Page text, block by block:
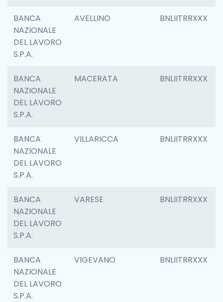
BANCA
NAZIONALE
DEL LAVORO
S.P.A.
AVELLINO BNLIITRRXXX
BANCA
NAZIONALE
DEL LAVORO
S.P.A.
MACERATA BNLIITRRXXX
BANCA
NAZIONALE
DEL LAVORO
S.P.A.
VILLARICCA BNLIITRRXXX
BANCA
NAZIONALE
DEL LAVORO
S.P.A.
VARESE BNLIITRRXXX
BANCA
NAZIONALE
DEL LAVORO
S.P.A.
VIGEVANO BNLIITRRXXX